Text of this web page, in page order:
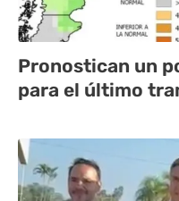
Pronostican un
para el último